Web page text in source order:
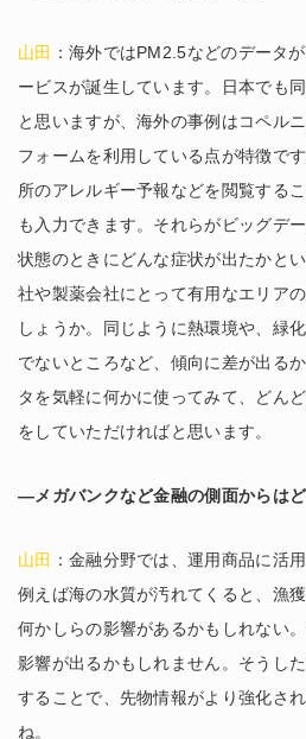
山田 ：海外ではPM2.5などのデータ
ービスが誕生しています。日本でも
と思いますが、海外の事例はコペル
フォームを利用している点が特徴で
所のアレルギー予報などを閲覧する
も入力できます。それらがビッグデ
状態のときにどんな症状が出たかと
社や製薬会社にとって有用なエリア
しょうか。同じように熱環境や、緑
でないところなど、傾向に差が出る
タを気軽に何かに使ってみて、どん
をしていただければと思います。
―メガバンクなど金融の側面からは
山田 ：金融分野では、運用商品に活
例えば海の水質が汚れてくると、漁
何かしらの影響があるかもしれない
影響が出るかもしれません。そうし
することで、先物情報がより強化さ
ね。